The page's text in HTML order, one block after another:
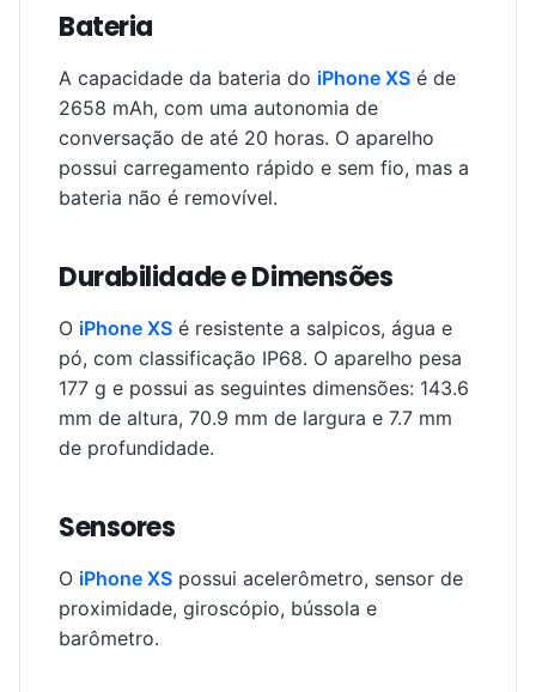
Bateria
A capacidade da bateria do iPhone XS é de
2658 mAh, com uma autonomia de
conversação de até 20 horas. O aparelho
possui carregamento rápido e sem fio, mas a
bateria não é removível.
Durabilidade e Dimensões
O iPhone XS é resistente a salpicos, água e
pó, com classificação IP68. O aparelho pesa
177 g e possui as seguintes dimensões: 143.6
mm de altura, 70.9 mm de largura e 7.7 mm
de profundidade.
Sensores
O iPhone XS possui acelerômetro, sensor de
proximidade, giroscópio, bússola e
barômetro.